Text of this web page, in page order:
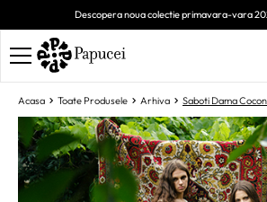
Descopera noua colectie primavara-vara
Acasa Toate Produsele Arhiva Saboti Dama